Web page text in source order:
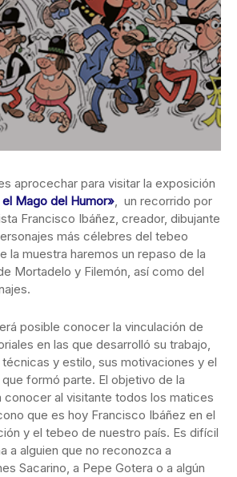
aprocechar para visitar la exposición
Mago del Humor», un recorrido por
Francisco Ibáñez, creador, dibujante
más célebres del tebeo
la muestra haremos un repaso de la
Mortadelo y Filemón, así como del
posible conocer la vinculación de
en las que desarrolló su trabajo,
y estilo, sus motivaciones y el
formó parte. El objetivo de la
conocer al visitante todos los matices
que es hoy Francisco Ibáñez en el
y el tebeo de nuestro país. Es difícil
a alguien que no reconozca a
Sacarino, a Pepe Gotera o a algún